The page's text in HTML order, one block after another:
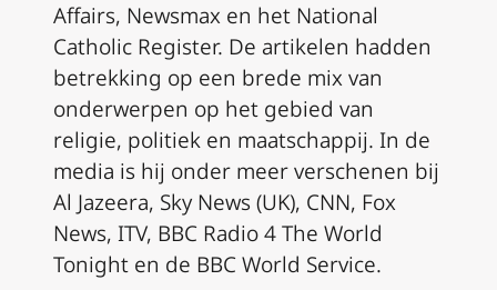
Affairs, Newsmax en het National
Catholic Register. De artikelen hadden
betrekking op een brede mix van
onderwerpen op het gebied van
religie, politiek en maatschappij. In de
media is hij onder meer verschenen bij
Al Jazeera, Sky News (UK), CNN, Fox
News, ITV, BBC Radio 4 The World
Tonight en de BBC World Service.